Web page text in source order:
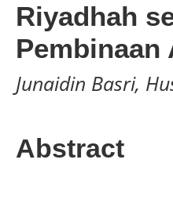
Riyadhah
Pembinaan
Junaidin Basri,
Abstract